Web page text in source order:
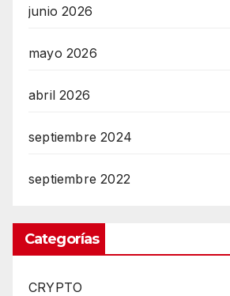
junio 2026
mayo 2026
abril 2026
septiembre 2024
septiembre 2022
Categorías
CRYPTO